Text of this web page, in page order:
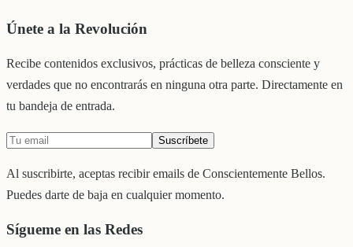
Únete a la Revolución
Recibe contenidos exclusivos, prácticas de belleza consciente y
verdades que no encontrarás en ninguna otra parte. Directamente en
tu bandeja de entrada.
Suscríbete
Al suscribirte, aceptas recibir emails de Conscientemente Bellos.
Puedes darte de baja en cualquier momento.
Sígueme en las Redes